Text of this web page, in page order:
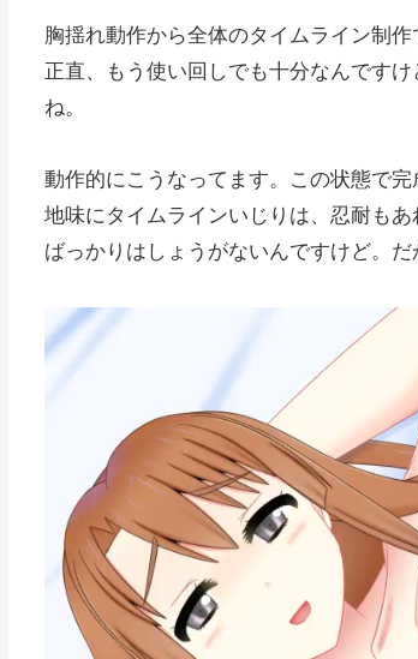
胸揺れ動作から全体のタイムライン制作
正直、もう使い回しでも十分なんです
ね。
動作的にこうなってます。この状態で完
地味にタイムラインいじりは、忍耐も
ばっかりはしょうがないんですけど。だ